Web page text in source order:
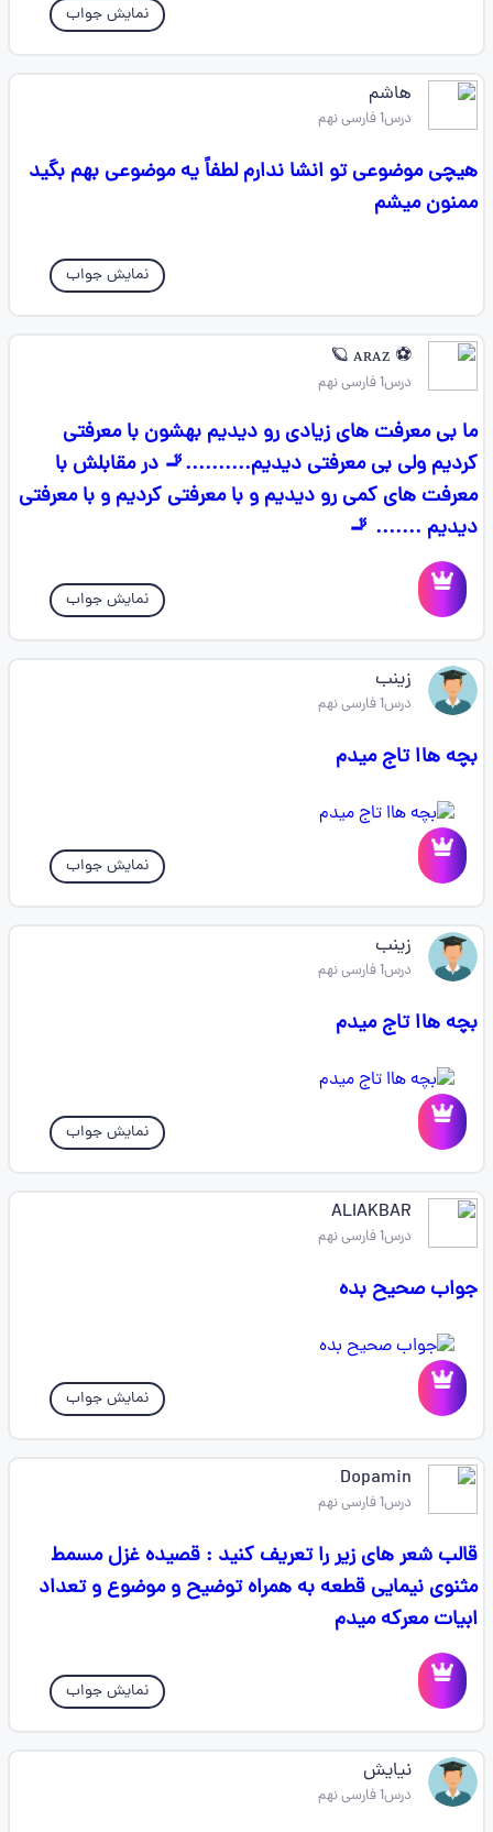
نمایش جواب
هاشم
درس1 فارسی نهم
هیچی موضوعی تو انشا ندارم لطفاً یه موضوعی بهم بگید
ممنون میشم
نمایش جواب
⚽ ᴀʀᴀᴢ 🪐
درس1 فارسی نهم
ما بی معرفت های زیادی رو دیدیم بهشون با معرفتی
کردیم ولی بی معرفتی دیدیم..........🚬 در مقابلش با
معرفت های کمی رو دیدیم و با معرفتی کردیم و با معرفتی
دیدیم ....... 🚬
نمایش جواب
زینب
درس1 فارسی نهم
بچه هاا تاج میدم
نمایش جواب
زینب
درس1 فارسی نهم
بچه هاا تاج میدم
نمایش جواب
ALIAKBAR
درس1 فارسی نهم
جواب صحیح بده
نمایش جواب
Dopamin
درس1 فارسی نهم
قالب شعر های زیر را تعریف کنید : قصیده غزل مسمط
مثنوی نیمایی قطعه به همراه توضیح و موضوع و تعداد
ابیات معرکه میدم
نمایش جواب
نیایش
درس1 فارسی نهم